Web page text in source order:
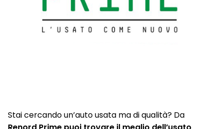
Stai cercando un’auto usata ma di qualità? Da